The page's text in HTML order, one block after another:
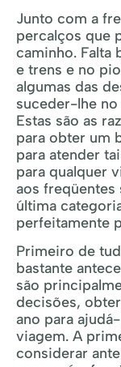
Junto com a
percalços que
caminho. Falta
e trens e no
algumas das
suceder-lhe
Estas são as
para obter um
para atender
para qualquer
aos freqüentes
última
perfeitamente
Primeiro de
bastante
são
decisões,
ano para
viagem. A
considerar